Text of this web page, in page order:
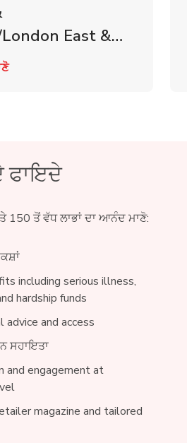
East &
Branch
ਫਾਇਦੇ
150 ਤੋਂ ਵੱਧ ਲਾਭਾਂ ਦਾ ਆਨੰਦ ਮਾਣੋ:
including serious illness,
hardship funds
advice and access
ਸਹਾਇਤਾ
and engagement at
magazine and tailored